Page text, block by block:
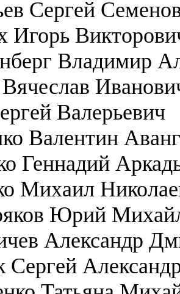
Сергей
Игорь
Владимир
Валерьевич
Валентин
Геннадий
Михаил
Юрий
Александр
Сергей